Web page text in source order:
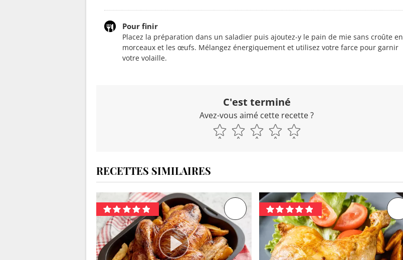
Pour finir
Placez la préparation dans un saladier puis ajoutez-y le pain de mie sans croûte en
morceaux et les œufs. Mélangez énergiquement et utilisez votre farce pour garnir
votre volaille.
C'est terminé
Avez-vous aimé cette recette ?
RECETTES SIMILAIRES